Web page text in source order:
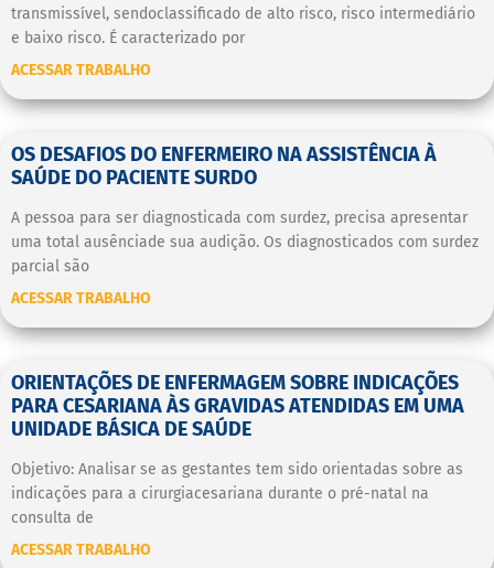
transmissível, sendoclassificado de alto risco, risco intermediário
e baixo risco. É caracterizado por
ACESSAR TRABALHO
OS DESAFIOS DO ENFERMEIRO NA ASSISTÊNCIA À
SAÚDE DO PACIENTE SURDO
A pessoa para ser diagnosticada com surdez, precisa apresentar
uma total ausênciade sua audição. Os diagnosticados com surdez
parcial são
ACESSAR TRABALHO
ORIENTAÇÕES DE ENFERMAGEM SOBRE INDICAÇÕES
PARA CESARIANA ÀS GRAVIDAS ATENDIDAS EM UMA
UNIDADE BÁSICA DE SAÚDE
Objetivo: Analisar se as gestantes tem sido orientadas sobre as
indicações para a cirurgiacesariana durante o pré-natal na
consulta de
ACESSAR TRABALHO